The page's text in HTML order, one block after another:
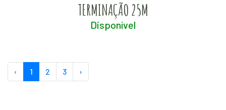
TERMINAÇÃO 25M
Disponível
‹ 1 2 3 ›